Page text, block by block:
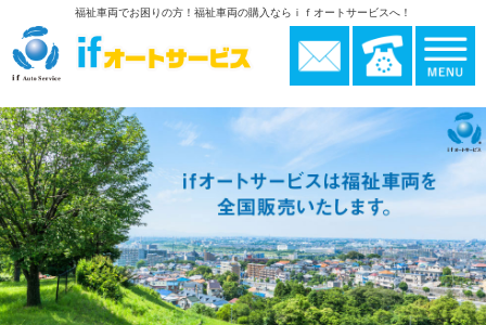
福祉車両でお困りの方！福祉車両の購入ならｉｆオートサービスへ！